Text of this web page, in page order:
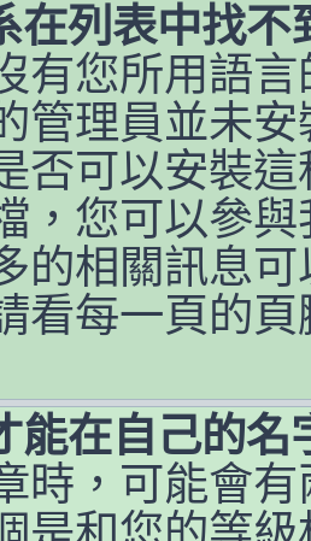
在列表中找不
有您所用語
管理員並未
否可以安裝
，您可以參
的相關訊息
看每一頁的頁
能在自己的名
時，可能會